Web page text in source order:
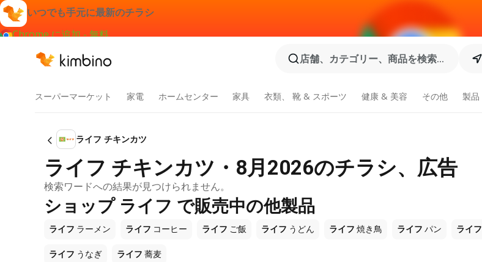
いつでも手元に最新のチラシ
Chrome に追加 - 無料
店舗、カテゴリー、商品を検索...
スーパーマーケット 家電 ホームセンター 家具 衣類、 靴 & スポーツ 健康 & 美容 その他 製品
ライフ チキンカツ
ライフ チキンカツ・8月2026のチラシ、広告
検索ワードへの結果が見つけられません。
ショップ ライフ で販売中の他製品
ライフ ラーメン ライフ コーヒー ライフ ご飯 ライフ うどん ライフ 焼き鳥 ライフ パン ライフ
ライフ うなぎ ライフ 蕎麦